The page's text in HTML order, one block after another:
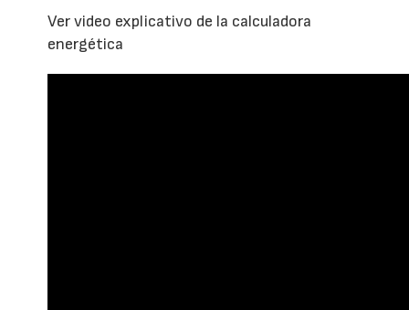
Ver video explicativo de la calculadora
energética